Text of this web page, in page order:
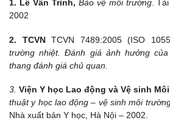
1. Lê Vân Trình, Bảo vệ môi trường.
2002
2. TCVNTCVN 7489:2005 (ISO
trường nhiệt. Đánh giá ảnh hưởng
thang đánh giá chủ quan.
3. Viện Y học Lao động và Vệ sinh
thuật y học lao động – vệ sinh môi
Nhà xuất bản Y học, Hà Nội – 2002.